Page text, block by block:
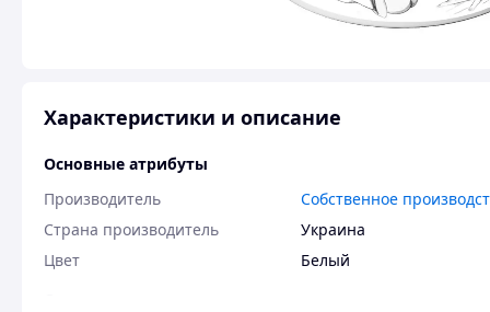
Характеристики и описание
Основные атрибуты
Производитель
Собственное
Страна производитель
Украина
Цвет
Белый